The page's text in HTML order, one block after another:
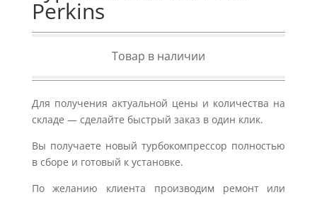
Perkins
Товар в наличии
Для получения актуальной цены и количества на
складе — сделайте быстрый заказ в один клик.
Вы получаете новый турбокомпрессор полностью
в сборе и готовый к установке.
По желанию клиента производим ремонт или